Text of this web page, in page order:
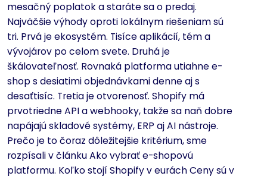
mesačný poplatok a staráte sa o predaj.
Najväčšie výhody oproti lokálnym riešeniam sú
tri. Prvá je ekosystém. Tisíce aplikácií, tém a
vývojárov po celom svete. Druhá je
škálovateľnosť. Rovnaká platforma utiahne e-
shop s desiatimi objednávkami denne aj s
desaťtisíc. Tretia je otvorenosť. Shopify má
prvotriedne API a webhooky, takže sa naň dobre
napájajú skladové systémy, ERP aj AI nástroje.
Prečo je to čoraz dôležitejšie kritérium, sme
rozpísali v článku Ako vybrať e-shopovú
platformu. Koľko stojí Shopify v eurách Ceny sú v